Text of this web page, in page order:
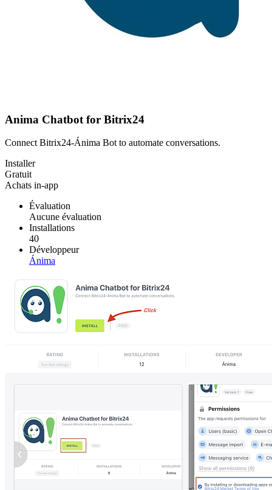
Anima Chatbot for Bitrix24
Connect Bitrix24-Ánima Bot to automate conversations.
Installer
Gratuit
Achats in-app
Évaluation
Aucune évaluation
Installations
40
Développeur
Ánima